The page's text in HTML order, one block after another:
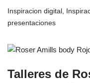
Inspiracion digital ,
presentaciones
Talleres de